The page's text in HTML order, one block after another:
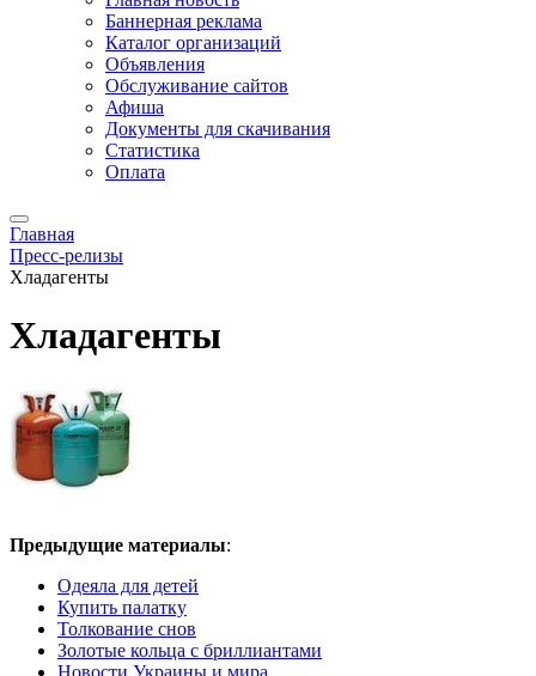
Баннерная реклама
Каталог организаций
Объявления
Обслуживание сайтов
Афиша
Документы для скачивания
Статистика
Оплата
Главная
Пресс-релизы
Хладагенты
Хладагенты
Предыдущие материалы:
Одеяла для детей
Купить палатку
Толкование снов
Золотые кольца с бриллиантами
Новости Украины и мира